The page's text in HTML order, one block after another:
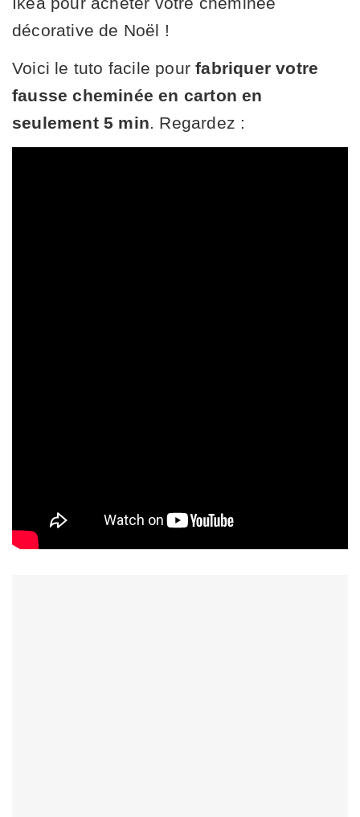
décorative de Noël !
Voici le tuto facile pourfabriquer votre
fausse cheminée en carton en
seulement 5 min . Regardez :